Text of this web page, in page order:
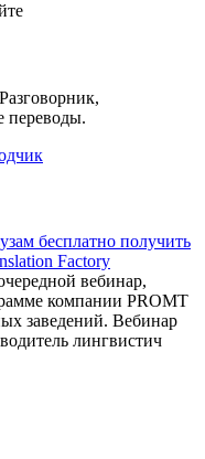
переводы.
бесплатно получить
Factory
вебинар,
компании PROMT
заведений. Вебинар
лингвистич